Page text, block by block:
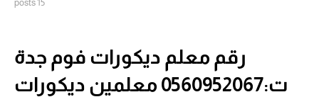
15 posts
رقم معلم ديكورات فوم جدة
ت:0560952067 معلمين ديكورات